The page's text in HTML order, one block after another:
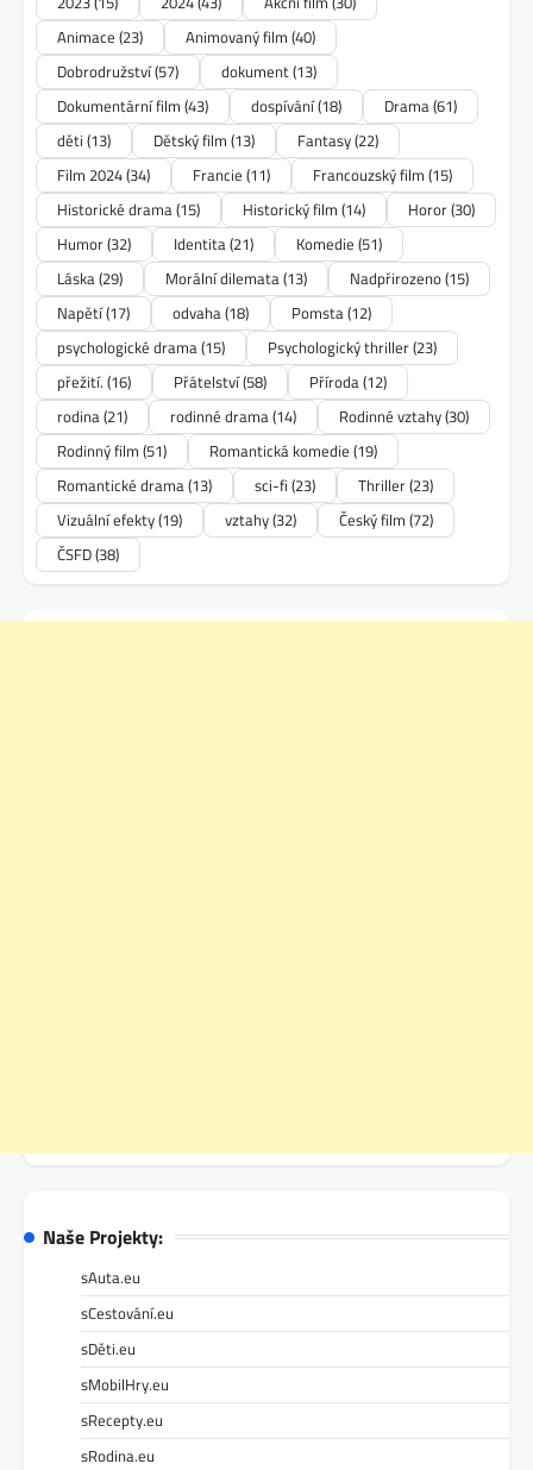
Animace (23) Animovaný film (40)
Dobrodružství(57) dokument(13)
Dokumentární film (43) dospívání(18) Drama(61)
děti (13) Dětský film (13) Fantasy(22)
Film 2024(34) Francie (11) Francouzský film (15)
Historické drama(15) Historický film (14) Horor(30)
Humor(32) Identita(21) Komedie (51)
Láska(29) Morální dilemata(13) Nadpřirozeno(15)
Napětí(17) odvaha(18) Pomsta(12)
psychologické drama(15) Psychologický thriller(23)
přežití. (16) Přátelství(58) Příroda(12)
rodina(21) rodinné drama(14) Rodinné vztahy(30)
Rodinný film (51) Romantická komedie (19)
Romantické drama(13) sci-fi (23) Thriller(23)
Vizuální efekty(19) vztahy(32) Český film (72)
ČSFD(38)
Naše Projekty:
sAuta.eu
sCestování.eu
sDěti.eu
sMobilHry.eu
sRecepty.eu
sRodina.eu